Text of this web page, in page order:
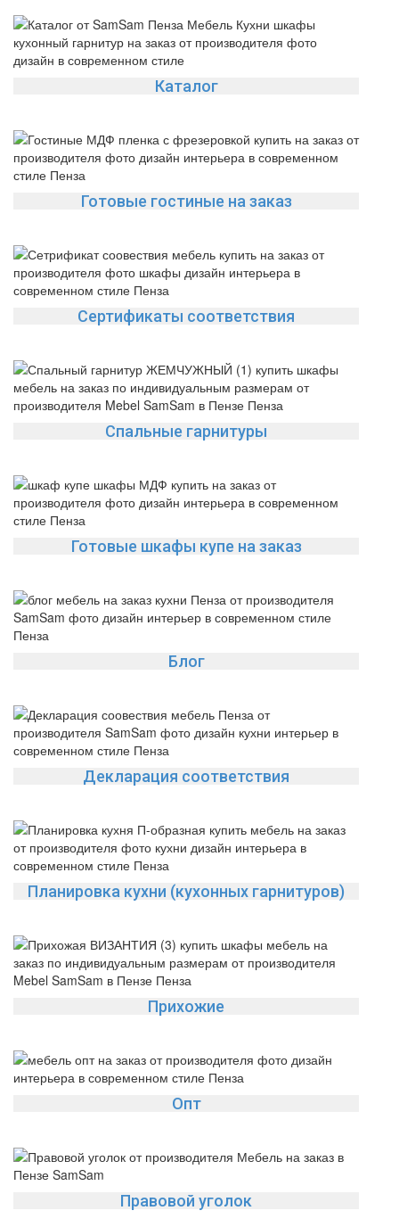
Каталог
Готовые гостиные на заказ
Сертификаты соответствия
Спальные гарнитуры
Готовые шкафы купе на заказ
Блог
Декларация соответствия
Планировка кухни (кухонных гарнитуров)
Прихожие
Опт
Правовой уголок